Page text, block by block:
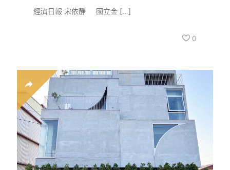
經濟日報 宋依靜 國立金 […]
0